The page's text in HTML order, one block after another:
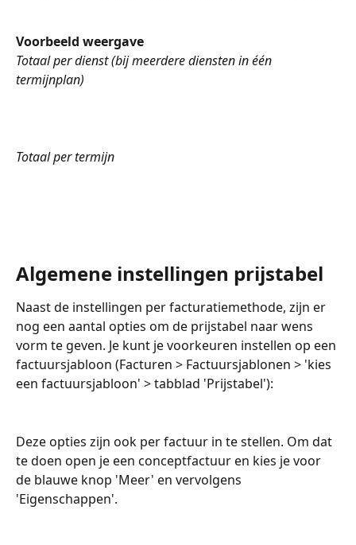
Voorbeeld weergave
Totaal per dienst (bij meerdere diensten in één
termijnplan)
Totaal per termijn
Algemene instellingen prijstabel
Naast de instellingen per facturatiemethode, zijn er
nog een aantal opties om de prijstabel naar wens
vorm te geven. Je kunt je voorkeuren instellen op een
factuursjabloon (Facturen > Factuursjablonen > 'kies
een factuursjabloon' > tabblad 'Prijstabel'):
Deze opties zijn ook per factuur in te stellen. Om dat
te doen open je een conceptfactuur en kies je voor
de blauwe knop 'Meer' en vervolgens
'Eigenschappen'.